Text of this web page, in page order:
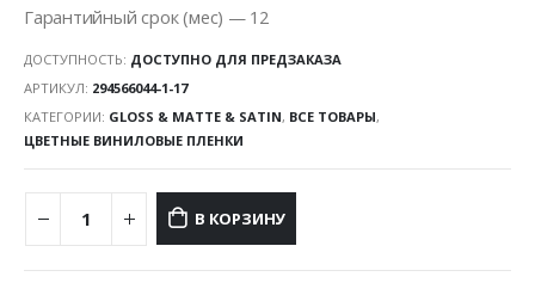
Гарантийный срок (мес) — 12
ДОСТУПНОСТЬ: ДОСТУПНО ДЛЯ ПРЕДЗАКАЗА
АРТИКУЛ: 294566044-1-17
КАТЕГОРИИ: GLOSS & MATTE & SATIN, ВСЕ ТОВАРЫ,
ЦВЕТНЫЕ ВИНИЛОВЫЕ ПЛЕНКИ
В КОРЗИНУ